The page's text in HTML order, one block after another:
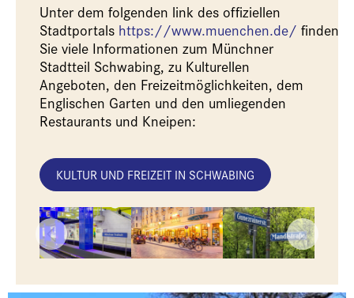
Unter dem folgenden link des offiziellen
Stadtportals https://www.muenchen.de/ finden
Sie viele Informationen zum Münchner
Stadtteil Schwabing, zu Kulturellen
Angeboten, den Freizeitmöglichkeiten, dem
Englischen Garten und den umliegenden
Restaurants und Kneipen:
KULTUR UND FREIZEIT IN SCHWABING